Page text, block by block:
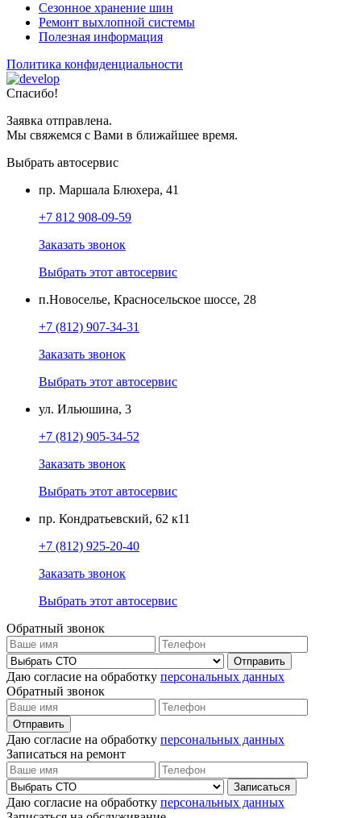
Сезонное хранение шин
Ремонт выхлопной системы
Полезная информация
Политика конфиденциальности
Спасибо!
Заявка отправлена.
Мы свяжемся с Вами в ближайшее время.
Выбрать автосервис
пр. Маршала Блюхера, 41
+7 812 908-09-59
Заказать звонок
Выбрать этот автосервис
п.Новоселье, Красносельское шоссе, 28
+7 (812) 907-34-31
Заказать звонок
Выбрать этот автосервис
ул. Ильюшина, 3
+7 (812) 905-34-52
Заказать звонок
Выбрать этот автосервис
пр. Кондратьевский, 62 к11
+7 (812) 925-20-40
Заказать звонок
Выбрать этот автосервис
Обратный звонок
Даю согласие на обработку персональных данных
Обратный звонок
Даю согласие на обработку персональных данных
Записаться на ремонт
Даю согласие на обработку персональных данных